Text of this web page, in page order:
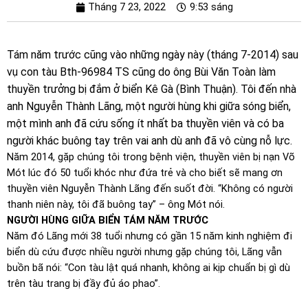
Tháng 7 23, 2022 9:53 sáng
Tám năm trước cũng vào những ngày này (tháng 7-2014) sau
vụ con tàu Bth-96984 TS cũng do ông Bùi Văn Toàn làm
thuyền trưởng bị đắm ở biển Kê Gà (Bình Thuận). Tôi đến nhà
anh Nguyễn Thành Lãng, một người hùng khi giữa sóng biển,
một mình anh đã cứu sống ít nhất ba thuyền viên và có ba
người khác buông tay trên vai anh dù anh đã vô cùng nỗ lực.
Năm 2014, gặp chúng tôi trong bệnh viện, thuyền viên bị nạn Võ
Mót lúc đó 50 tuổi khóc như đứa trẻ và cho biết sẽ mang ơn
thuyền viên Nguyễn Thành Lãng đến suốt đời. “Không có người
thanh niên này, tôi đã buông tay” – ông Mót nói.
NGƯỜI HÙNG GIỮA BIỂN TÁM NĂM TRƯỚC
Năm đó Lãng mới 38 tuổi nhưng có gần 15 năm kinh nghiệm đi
biển dù cứu được nhiều người nhưng gặp chúng tôi, Lãng vẫn
buồn bã nói: “Con tàu lật quá nhanh, không ai kịp chuẩn bị gì dù
trên tàu trang bị đầy đủ áo phao”.